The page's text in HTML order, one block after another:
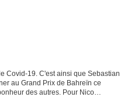
Covid-19. C'est ainsi que Sebastian
au Grand Prix de Bahreïn ce
des autres. Pour Nico